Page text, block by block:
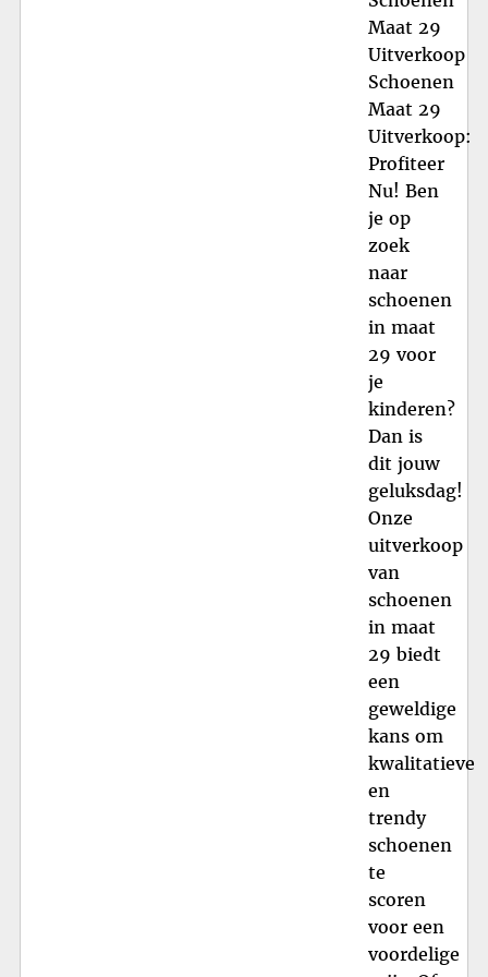
Maat 29
Uitverkoop
Schoenen
Maat 29
Uitverkoop:
Profiteer
Nu! Ben
je op
zoek
naar
schoenen
in maat
29 voor
je
kinderen?
Dan is
dit jouw
geluksdag!
Onze
uitverkoop
van
schoenen
in maat
29 biedt
een
geweldige
kans om
kwalitatieve
en
trendy
schoenen
te
scoren
voor een
voordelige